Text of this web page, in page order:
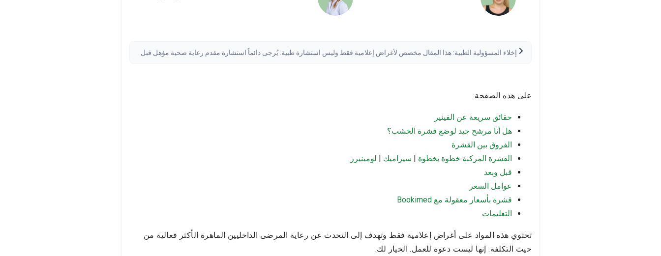
إخلاء المسؤولية الطبية: هذا المقال مخصص لأغراض إعلامية فقط وليس استشارة طبية. يُرجى دائماً استشارة مقدم رعاية صحية مؤهل قبل
على هذه الصفحة:
حقائق سريعة عن الفينير
هل أنا مرشح جيد لوضع قشرة الخشب؟
الفروق بين القشرة
القشرة المركبة خطوة بخطوة | سيراميك | لومينيرز
قبل وبعد
عوامل السعر
قشرة بأسعار معقولة مع Bookimed
التعليمات
تحتوي هذه المواد على أغراض إعلامية فقط وتهدف إلى التحدث عن رعاية المرضى الداخليين الماهرة الأكثر فعالية من
حيث التكلفة. إنها ليست دعوة للعمل. الخيار لك.